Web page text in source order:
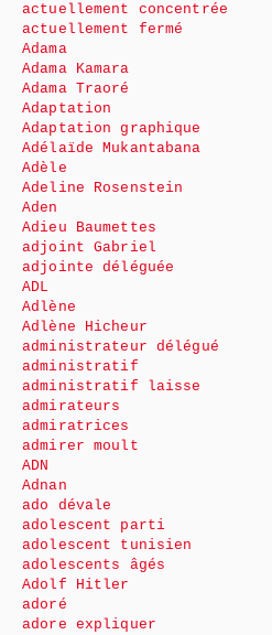
actuellement concentrée
actuellement fermé
Adama
Adama Kamara
Adama Traoré
Adaptation
Adaptation graphique
Adélaïde Mukantabana
Adèle
Adeline Rosenstein
Aden
Adieu Baumettes
adjoint Gabriel
adjointe déléguée
ADL
Adlène
Adlène Hicheur
administrateur délégué
administratif
administratif laisse
admirateurs
admiratrices
admirer moult
ADN
Adnan
ado dévale
adolescent parti
adolescent tunisien
adolescents âgés
Adolf Hitler
adoré
adore expliquer